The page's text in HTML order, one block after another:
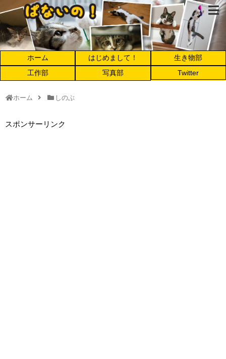
ホーム はじめまして！
生き物部
工作部
写真部 Twitter
ホーム しのぶ
スポンサーリンク